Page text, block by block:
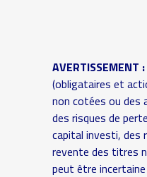
AVERTISSEMENT :
(obligataires et
non cotées ou
des risques de
capital investi, des
revente des titres
peut être